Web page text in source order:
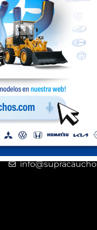
Compra Perú